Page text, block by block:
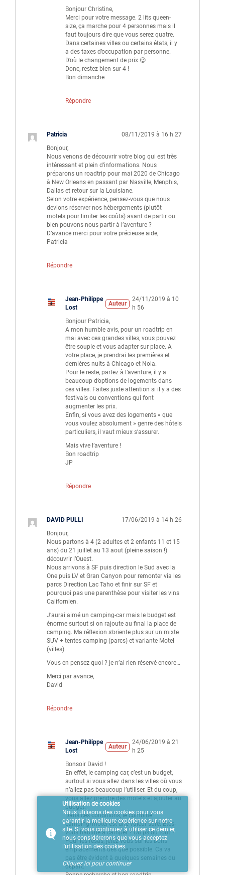
Bonjour Christine,
Merci pour votre message. 2 lits queen-
size, ça marche pour 4 personnes mais il
faut toujours dire que vous serez quatre.
Dans certaines villes ou certains états, il y
a des taxes d’occupation par personne.
D’où le changement de prix 😉
Donc, restez bien sur 4 !
Bon dimanche
Répondre
Patricia
08/11/2019 à 16 h 27
Bonjour,
Nous venons de découvrir votre blog qui est très
intéressant et plein d’informations. Nous
préparons un roadtrip pour mai 2020 de Chicago
à New Orleans en passant par Nasville, Menphis,
Dallas et retour sur la Louisiane.
Selon votre expérience, pensez-vous que nous
devions réserver nos hébergements (plutôt
motels pour limiter les coûts) avant de partir ou
bien pouvons-nous partir à l’aventure ?
D’avance merci pour votre précieuse aide,
Patricia
Répondre
Jean-Philippe
Lost
Auteur
24/11/2019 à 10
h 56
Bonjour Patricia,
A mon humble avis, pour un roadtrip en
mai avec ces grandes villes, vous pouvez
être souple et vous adapter sur place. A
votre place, je prendrai les premières et
dernières nuits à Chicago et Nola.
Pour le reste, partez à l’aventure, il y a
beaucoup d’options de logements dans
ces villes. Faites juste attention si il y a des
festivals ou conventions qui font
augmenter les prix.
Enfin, si vous avez des logements « que
vous voulez absolument » genre des hôtels
particuliers, il vaut mieux s’assurer.
Mais vive l’aventure !
Bon roadtrip
JP
Répondre
DAVID PULLI
17/06/2019 à 14 h 26
Bonjour,
Nous partons à 4 (2 adultes et 2 enfants 11 et 15
ans) du 21 juillet au 13 aout (pleine saison !)
découvrir l’Ouest.
Nous arrivons à SF puis direction le Sud avec la
One puis LV et Gran Canyon pour remonter via les
parcs Direction Lac Taho et finir sur SF et
pourquoi pas une parenthèse pour visiter les vins
Californien.
J’aurai aimé un camping-car mais le budget est
énorme surtout si on rajoute au final la place de
camping. Ma réflexion s’oriente plus sur un mixte
SUV + tentes camping (parcs) et variante Motel
(villes).
Vous en pensez quoi ? je n’ai rien réservé encore…
Merci par avance,
David
Répondre
Jean-Philippe
Lost
Auteur
24/06/2019 à 21
h 25
Bonsoir David !
En effet, le camping car, c’est un budget,
surtout si vous allez dans les villes où vous
n’allez pas beaucoup l’utiliser. Et du coup,
vous allez prendre des motels et ajouter au
budget.
Dans ces conditions, le combiné
camping/motel est une valeur sûre. Etes-
vous habitué à camper ? Ou ps du tout ?
Pour les résas, jetez vous sur les bons
emplacements dès que possible. Ca va
pas être évident à quelques semaines du
départ.
Utilisation de cookies
Nous utilisons des cookies pour vous
garantir la meilleure expérience sur notre
site. Si vous continuez à utiliser ce dernier,
nous considérerons que vous acceptez
l'utilisation des cookies.
Cliquez ici pour continuer